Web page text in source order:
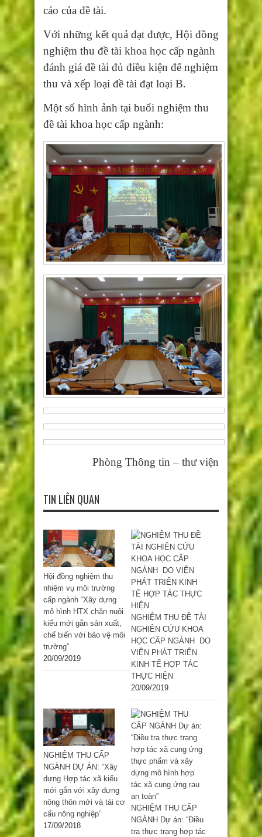
cáo của đề tài.
Với những kết quả đạt được, Hội đồng
nghiệm thu đề tài khoa học cấp ngành
đánh giá đề tài đủ điều kiện để nghiệm
thu và xếp loại đề tài đạt loại B.
Một số hình ảnh tại buổi nghiệm thu
đề tài khoa học cấp ngành:
Phòng Thông tin – thư viện
TIN LIÊN QUAN
Hội đồng nghiệm thu
nhiệm vụ môi trường
cấp ngành “Xây dựng
mô hình HTX chăn nuôi
kiểu mới gắn sản xuất,
chế biến với bảo vệ môi
trường”.
20/09/2019
NGHIỆM THU ĐỀ TÀI
NGHIÊN CỨU KHOA
HỌC CẤP NGÀNH DO
VIỆN PHÁT TRIỂN
KINH TẾ HỢP TÁC
THỰC HIỆN
20/09/2019
NGHIỆM THU CẤP
NGÀNH DỰ ÁN: “Xây
dựng Hợp tác xã kiểu
mới gắn với xây dựng
nông thôn mới và tái cơ
cấu nông nghiệp”
17/09/2018
NGHIỆM THU CẤP
NGÀNH Dự án: “Điều
tra thực trạng hợp tác